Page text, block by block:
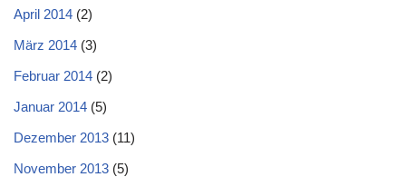
April 2014 (2)
März 2014 (3)
Februar 2014 (2)
Januar 2014 (5)
Dezember 2013 (11)
November 2013 (5)